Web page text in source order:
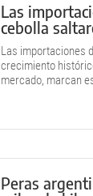
Las
cebolla
Las importaciones
crecimiento
mercado, marcan
Peras